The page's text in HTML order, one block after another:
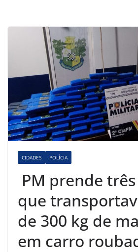
CIDADES POLÍCIA
PM prende
que
de 300 kg de
em carro